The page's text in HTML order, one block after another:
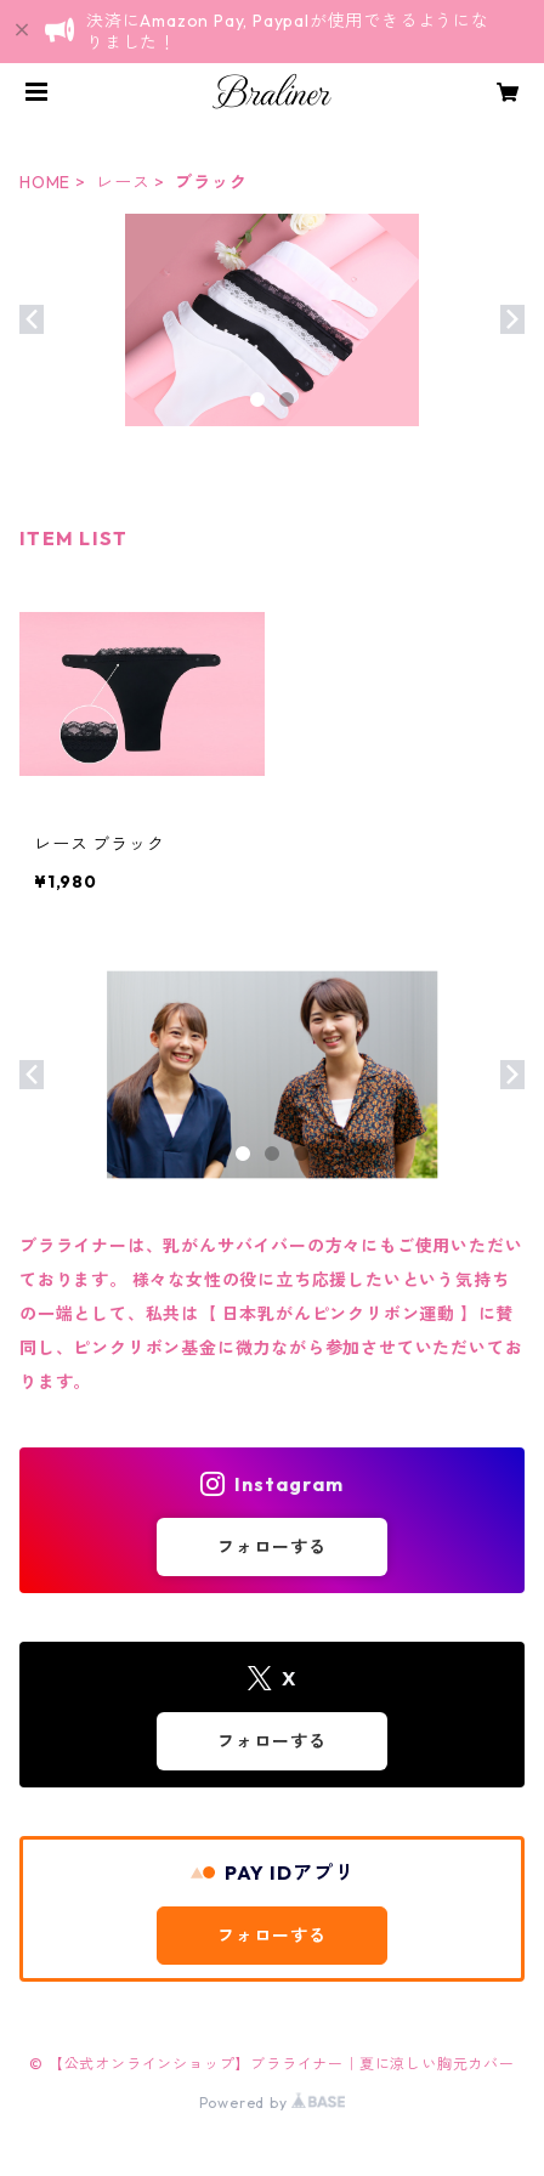
決済にAmazon Pay, Paypalが使用できるようにな
りました！
HOME レース ブラック
ITEM LIST
レース ブラック
¥1,980
ブラライナーは、乳がんサバイバーの方々にもご使用いただい
ております。 様々な女性の役に立ち応援したいという気持ち
の一端として、私共は【 日本乳がんピンクリボン運動 】に賛
同し、ピンクリボン基金に微力ながら参加させていただいてお
ります。
Instagram
フォローする
X
フォローする
PAY IDアプリ
フォローする
© 【公式オンラインショップ】ブラライナー｜夏に涼しい胸元カバー
Powered by